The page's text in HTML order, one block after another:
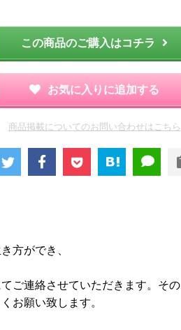
この商品のご購入はコチラ
お気に入りに追加する
商品掲載についてのお問い合わせはこちら
方ができ、
ご連絡させていただきます。その
お願い致します。